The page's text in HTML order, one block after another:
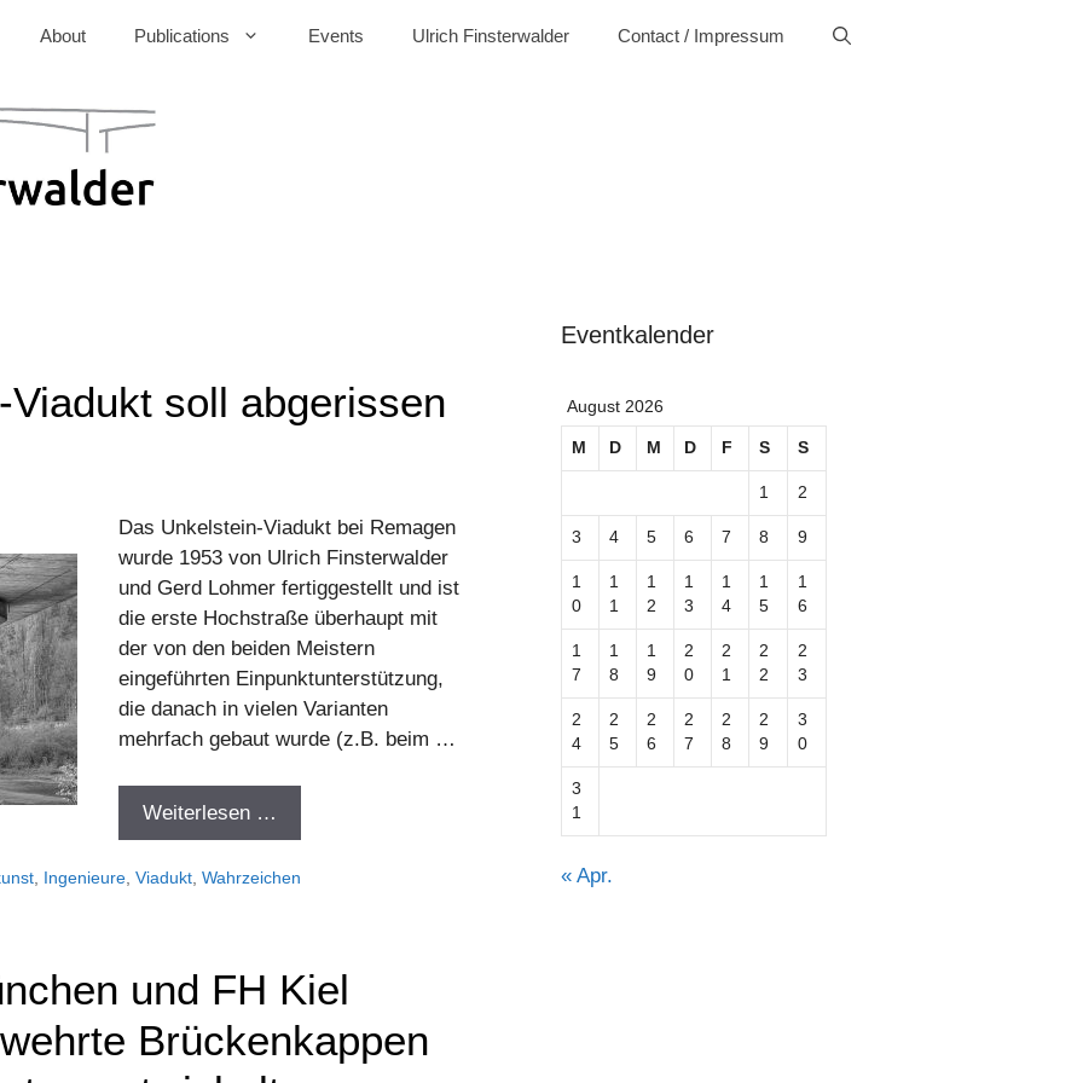
About Publications Events Ulrich Finsterwalder Contact / Impressum
soll abgerissen
Das Unkelstein-Viadukt bei Remagen
wurde 1953 von Ulrich Finsterwalder
und Gerd Lohmer fertiggestellt und ist
die erste Hochstraße überhaupt mit
der von den beiden Meistern
eingeführten Einpunktunterstützung,
die danach in vielen Varianten
mehrfach gebaut wurde (z.B. beim …
Weiterlesen …
Ingenieure ,Viadukt ,Wahrzeichen
und FH Kiel
Brückenkappen
Eventkalender
August 2026
M D M D F S S
1 2
3 4 5 6 7 8 9
1
0
1
1
1
2
1
3
1
4
1
5
1
6
1
7
1
8
1
9
2
0
2
1
2
2
2
3
2
4
2
5
2
6
2
7
2
8
2
9
3
0
3
1
« Apr.